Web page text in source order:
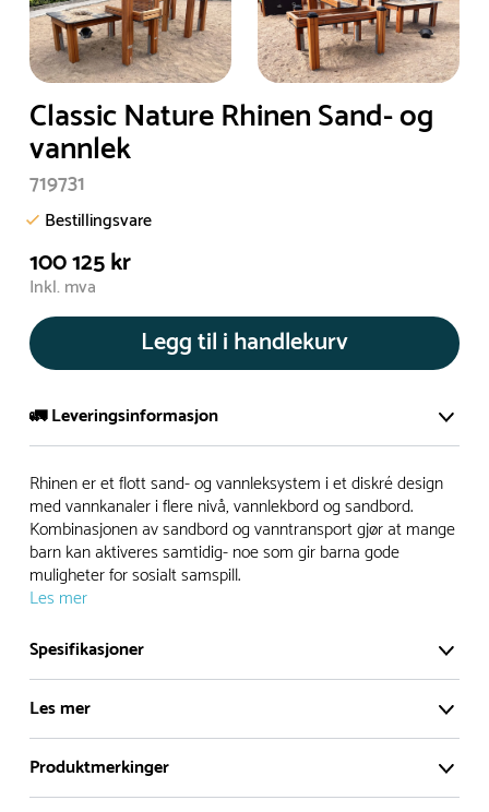
Classic Nature Rhinen Sand- og
vannlek
719731
Bestillingsvare
100 125 kr
Inkl. mva
Legg til i handlekurv
🚛 Leveringsinformasjon
De aller fleste av våre lekeapparat produseres på bestilling.
Leveringstid på bestillingsvarer vil være 8+ uker.
I høysesong må lengre leveringstid påregnes.
Rask levering
Hos oss finner du flere produkter merket ‘Rask Levering’.
Dette er produkter som normalt sett er bestillingsvarer,
men hos oss er de lagervare.
De aller fleste produktene produseres på bestilling slik at du
alltid får et helt nytt produkt – hver gang. De utvalgte
Rhinen er et flott sand- og vannleksystem i et diskré design
med vannkanaler i flere nivå, vannlekbord og sandbord.
Kombinasjonen av sandbord og vanntransport gjør at mange
barn kan aktiveres samtidig- noe som gir barna gode
muligheter for sosialt samspill.
Les mer
Spesifikasjoner
Les mer
Rhinen er et flott sand- og vannleksystem i et
Produktmerkinger